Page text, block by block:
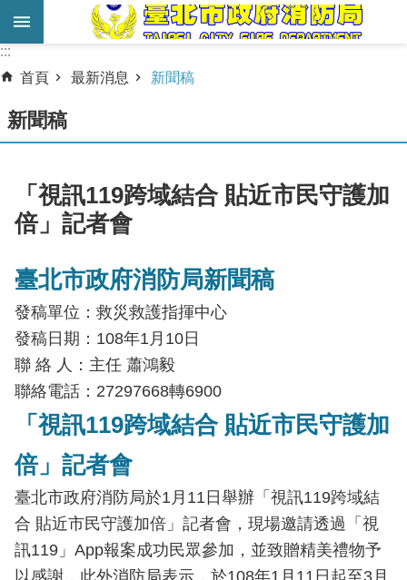
跳到主要內容區塊
進
搜
尋
業
務
服
機
關
簡
介
宣
導
教
育
下
載
專
區
:::
:::
首頁
最新消息 新聞稿
新聞稿
「視訊119跨域結合 貼近市民守護加
倍」記者會
臺北市政府消防局新聞稿
發稿單位：救災救護指揮中心
發稿日期：108年1月10日
聯 絡 人：主任 蕭鴻毅
聯絡電話：27297668轉6900
「視訊119跨域結合 貼近市民守護加
倍」記者會
臺北市政府消防局於1月11日舉辦「視訊119跨域結
合 貼近市民守護加倍」記者會，現場邀請透過「視
訊119」App報案成功民眾參加，並致贈精美禮物予
以感謝，此外消防局表示，於108年1月11日起至3月